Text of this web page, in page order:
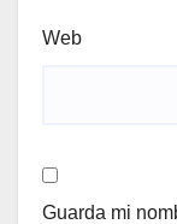
Web
Guarda mi